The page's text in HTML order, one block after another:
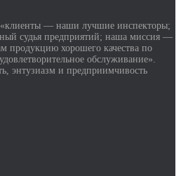
— наши лучшие инспекторы;
судья предприятий; наша миссия —
продукцию хорошего качества по
обслуживание».
энтузиазм и предприимчивость